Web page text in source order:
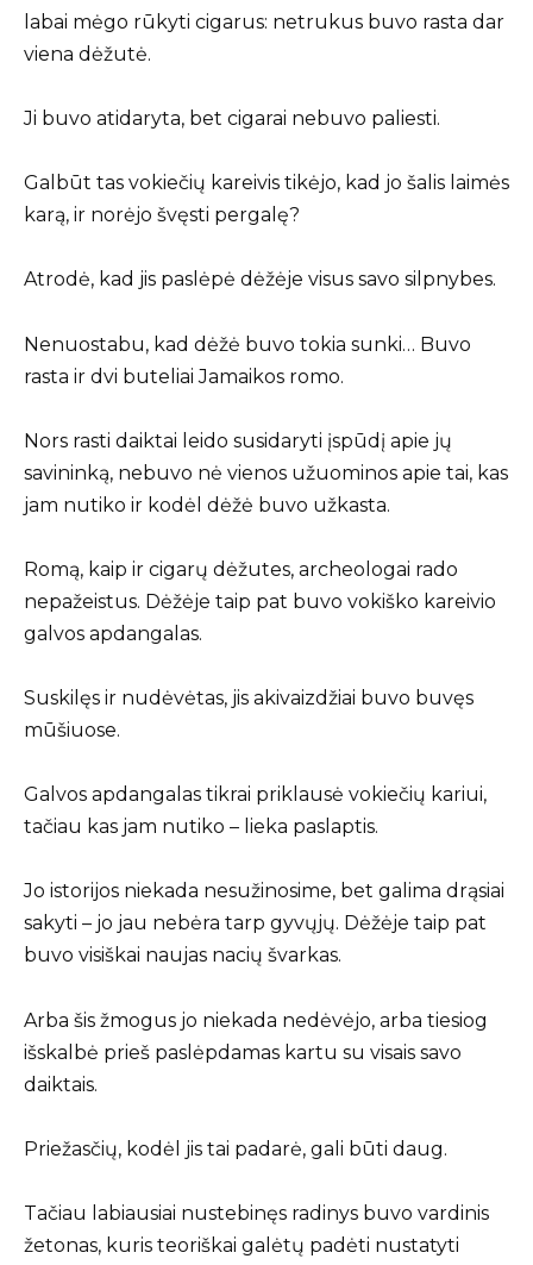
labai mėgo rūkyti cigarus: netrukus buvo rasta dar
viena dėžutė.
Ji buvo atidaryta, bet cigarai nebuvo paliesti.
Galbūt tas vokiečių kareivis tikėjo, kad jo šalis laimės
karą, ir norėjo švęsti pergalę?
Atrodė, kad jis paslėpė dėžėje visus savo silpnybes.
Nenuostabu, kad dėžė buvo tokia sunki… Buvo
rasta ir dvi buteliai Jamaikos romo.
Nors rasti daiktai leido susidaryti įspūdį apie jų
savininką, nebuvo nė vienos užuominos apie tai, kas
jam nutiko ir kodėl dėžė buvo užkasta.
Romą, kaip ir cigarų dėžutes, archeologai rado
nepažeistus. Dėžėje taip pat buvo vokiško kareivio
galvos apdangalas.
Suskilęs ir nudėvėtas, jis akivaizdžiai buvo buvęs
mūšiuose.
Galvos apdangalas tikrai priklausė vokiečių kariui,
tačiau kas jam nutiko – lieka paslaptis.
Jo istorijos niekada nesužinosime, bet galima drąsiai
sakyti – jo jau nebėra tarp gyvųjų. Dėžėje taip pat
buvo visiškai naujas nacių švarkas.
Arba šis žmogus jo niekada nedėvėjo, arba tiesiog
išskalbė prieš paslėpdamas kartu su visais savo
daiktais.
Priežasčių, kodėl jis tai padarė, gali būti daug.
Tačiau labiausiai nustebinęs radinys buvo vardinis
žetonas, kuris teoriškai galėtų padėti nustatyti